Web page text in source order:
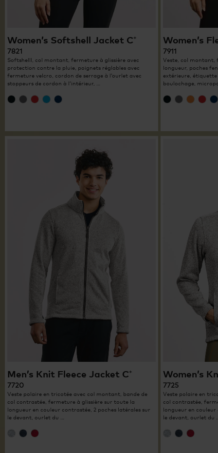
Women’s Softshell Jacket C⁺
7821
Softshelll, col montant, fermeture à glissière avec
protection contre la pluie, poignets réglables avec
fermeture velcro, cordon de serrage à l’ourlet avec
stoppeurs de cordon à l’intérieur, …
Women’s
7911
Veste, col montant,
longueur, poches
extérieure,
boulochage,
Men’s Knit Fleece Jacket C⁺
7720
Veste polaire en tricotée avec col montant, bande de
col contrastée, fermeture à glissière sur toute la
longueur en couleur contrastée, 2 poches latérales sur
le devant, ourlet du …
Women’s
7725
Veste polaire en
col contrastée,
longueur en couleur
le devant, ourlet du